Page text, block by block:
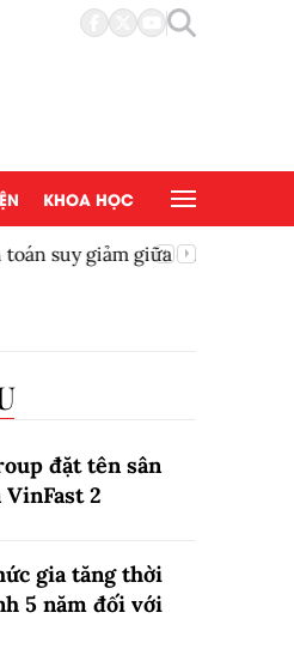
KHOA HỌC
đua ngân hàng
đặt tên sân
VinFast2
gia tăng thời
5 năm đối với